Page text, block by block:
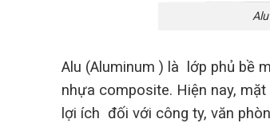
Alu (Aluminum ) là lớp phủ bề
nhựa composite. Hiện nay,
lợi ích đối với công ty, văn